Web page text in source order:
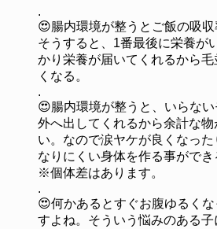
.
😍腸内環境が整うとご飯の吸収
そうすると、1番最後に栄養が
かり栄養が届いてくれるから毛
くなる。
.
😍腸内環境が整うと、いらない
外へ出してくれるから余計な
い。なので涙ヤケが良くなっ
なりにくい身体を作る事ができ
※個体差はあります。
.
😍何かあるとすぐお腹ゆるくな
すよね。そういう悩みのある